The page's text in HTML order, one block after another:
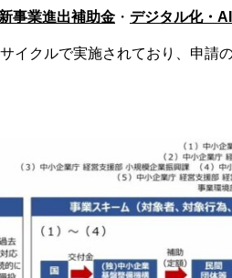
新事業進出補助金 ・ デジタル化・
イクルで実施されており、申請